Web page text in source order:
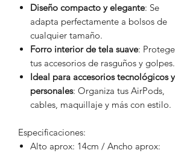
Diseño compacto y elegante: Se
adapta perfectamente a bolsos de
cualquier tamaño.
Forro interior de tela suave: Protege
tus accesorios de rasguños y golpes.
Ideal para accesorios tecnológicos y
personales: Organiza tus AirPods,
cables, maquillaje y más con estilo.
Especificaciones:
Alto aprox: 14cm / Ancho aprox: